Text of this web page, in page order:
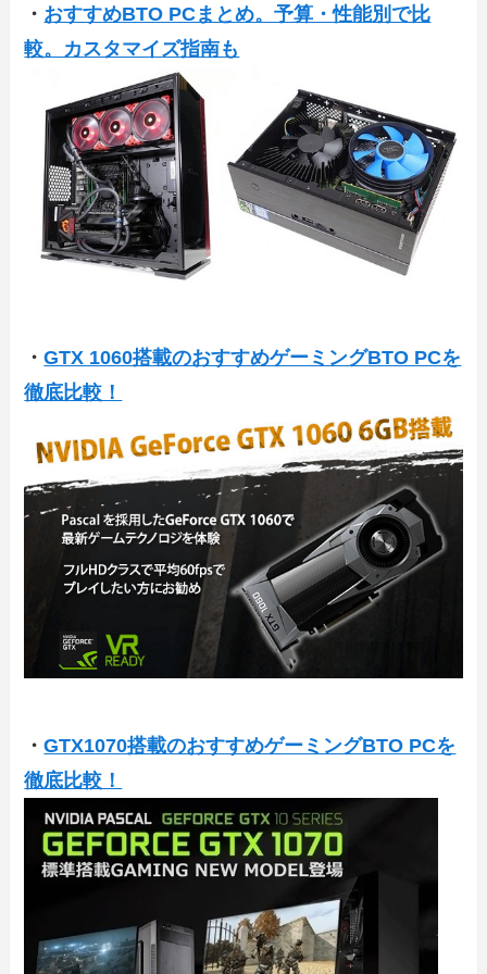
・ おすすめBTO PCまとめ。予算・性能別で比
較。カスタマイズ指南も
・GTX 1060搭載のおすすめゲーミングBTO PCを
徹底比較！
・GTX1070搭載のおすすめゲーミングBTO PCを
徹底比較！